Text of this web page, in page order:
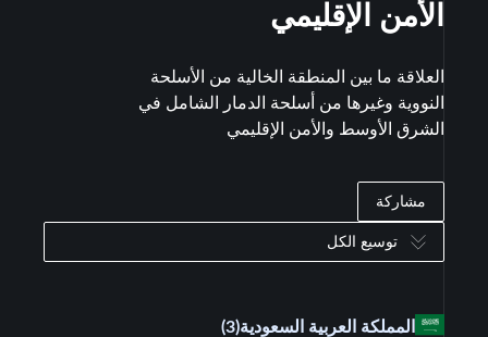
الأمن الإقليمي
العلاقة ما بين المنطقة الخالية من الأسلحة
النووية وغيرها من أسلحة الدمار الشامل في
الشرق الأوسط والأمن الإقليمي
مشاركة
توسيع الكل
المملكة العربية السعودية(3)